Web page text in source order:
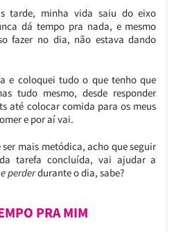
tarde, minha vida saiu do eixo
dá tempo pra nada, e mesmo
fazer no dia, não estava dando
e coloquei tudo o que tenho que
tudo mesmo, desde responder
até colocar comida para os meus
e por aí vai.
mais metódica, acho que seguir
tarefa concluída, vai ajudar a
perderdurante o dia, sabe?
PRA MIM